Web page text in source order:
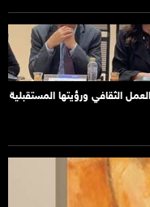
الثقافي ورؤيتها المستقبلية